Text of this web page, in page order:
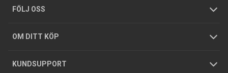
FÖLJ OSS
OM DITT KÖP
Integritetspolicy
GDPR
KUNDSUPPORT
Foldrar och kataloger
Köpguider
Varumärken
Tjänster
Hållbarhet
Jobba hos oss